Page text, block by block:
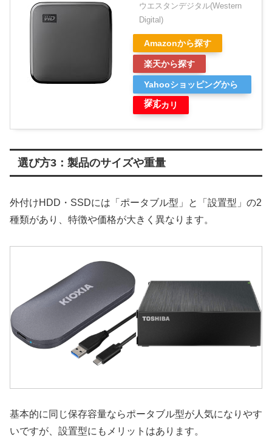
ウエスタンデジタル(Western
Digital)
Amazonから探す
楽天から探す
Yahooショッピングから
探す
メルカリ
選び方3：製品のサイズや重量
外付けHDD・SSDには「ポータブル型」と「設置型」の2
種類があり、特徴や価格が大きく異なります。
基本的に同じ保存容量ならポータブル型が人気になりやす
いですが、設置型にもメリットはあります。